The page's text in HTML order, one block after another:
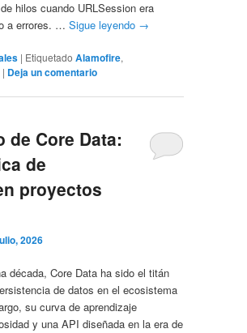
hilos cuando URLSession era
a errores. …Sigue leyendo →
| Etiquetado Alamofire,
| Deja un comentario
de Core Data:
de
proyectos
2026
década, Core Data ha sido el titán
de datos en el ecosistema
su curva de aprendizaje
y una API diseñada en la era de